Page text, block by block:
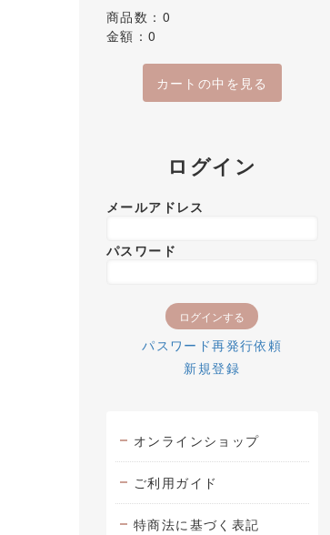
商品数：0
金額：0
カートの中を見る
ログイン
メールアドレス
パスワード
パスワード再発行依頼
新規登録
オンラインショップ
ご利用ガイド
特商法に基づく表記